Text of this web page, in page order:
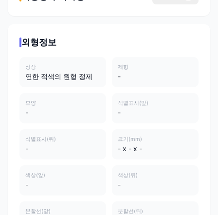
외형정보
성상
연한 적색의 원형 정제
제형
-
모양
-
식별표시(앞)
-
식별표시(뒤)
-
크기(mm)
- x - x -
색상(앞)
-
색상(뒤)
-
분할선(앞) 분할선(뒤)